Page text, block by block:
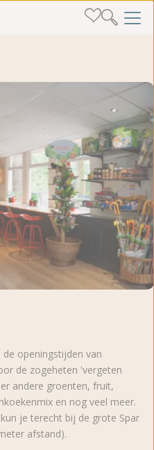
openingstijden van
de zogeheten 'vergeten
andere groenten, fruit,
en nog veel meer.
je terecht bij de grote Spar
afstand).